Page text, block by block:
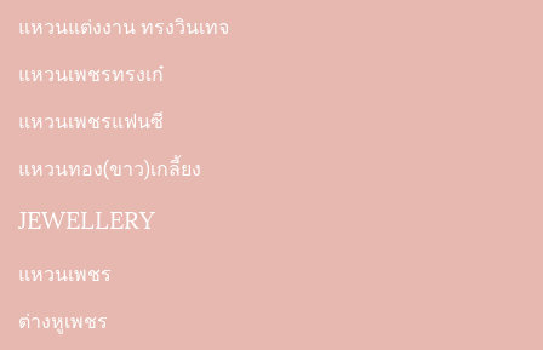
แหวนแต่งงาน ทรงวินเทจ
แหวนเพชรทรงเก๋
แหวนเพชรแฟนซี
แหวนทอง(ขาว)เกลี้ยง
JEWELLERY
แหวนเพชร
ต่างหูเพชร